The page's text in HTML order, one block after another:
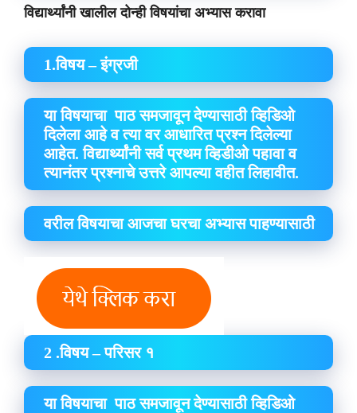
विद्यार्थ्यांनी खालील दोन्ही विषयांचा अभ्यास करावा
1.विषय – इंग्रजी
या विषयाचा पाठ समजावून देण्यासाठी व्हिडिओ
दिलेला आहे व त्या वर आधारित प्रश्न दिलेल्या
आहेत. विद्यार्थ्यांनी सर्व प्रथम व्हिडीओ पहावा व
त्यानंतर प्रश्नाचे उत्तरे आपल्या वहीत लिहावीत.
वरील विषयाचा आजचा घरचा अभ्यास पाहण्यासाठी
2 .विषय – परिसर १
या विषयाचा पाठ समजावून देण्यासाठी व्हिडिओ